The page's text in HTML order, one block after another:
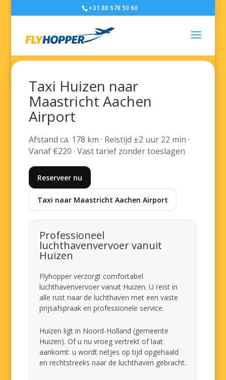
+31 88 678 50 60
Taxi Huizen naar
Maastricht Aachen
Airport
Afstand ca. 178 km · Reistijd ±2 uur 22 min ·
Vanaf €220 · Vast tarief zonder toeslagen
Reserveer nu
Taxi naar Maastricht Aachen Airport
Professioneel
luchthavenvervoer vanuit
Huizen
Flyhopper verzorgt comfortabel
luchthavenvervoer vanuit Huizen. U reist in
alle rust naar de luchthaven met een vaste
prijsafspraak en professionele service.
Huizen ligt in Noord-Holland (gemeente
Huizen). Of u nu vroeg vertrekt of laat
aankomt: u wordt netjes op tijd opgehaald
en rechtstreeks naar de luchthaven gebracht.